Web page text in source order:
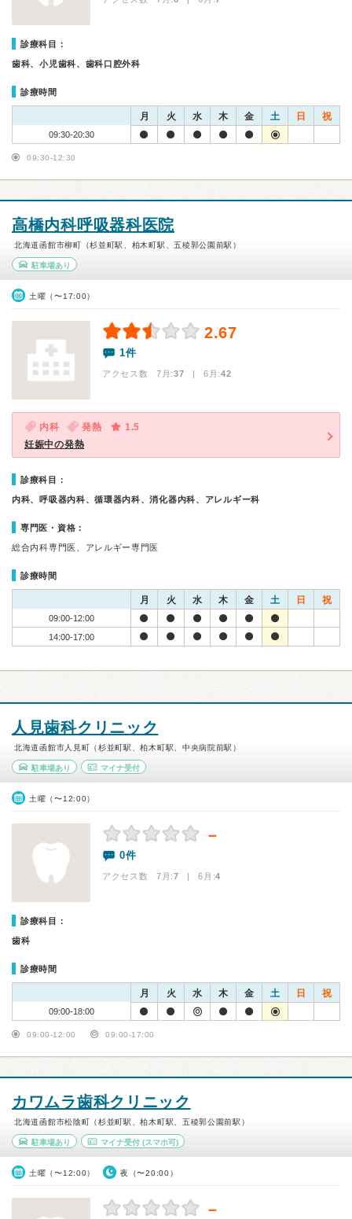
診療科目：
歯科、小児歯科、歯科口腔外科
診療時間
月 火 水 木 金 土 日 祝
09:30-20:30
09:30-12:30
高橋内科呼吸器科医院
北海道函館市柳町（杉並町駅、柏木町駅、五稜郭公園前駅）
駐車場あり
土曜（〜17:00）
2.67
1件
アクセス数 7月:37 | 6月:42
内科 発熱
1.5
妊娠中の発熱
診療科目：
内科、呼吸器内科、循環器内科、消化器内科、アレルギー科
専門医・資格：
総合内科専門医、アレルギー専門医
診療時間
月 火 水 木 金 土 日 祝
09:00-12:00
14:00-17:00
人見歯科クリニック
北海道函館市人見町（杉並町駅、柏木町駅、中央病院前駅）
駐車場あり マイナ受付
土曜（〜12:00）
－
0件
アクセス数 7月:7 | 6月:4
診療科目：
歯科
診療時間
月 火 水 木 金 土 日 祝
09:00-18:00
09:00-12:00 09:00-17:00
カワムラ歯科クリニック
北海道函館市松陰町（杉並町駅、柏木町駅、五稜郭公園前駅）
駐車場あり マイナ受付(スマホ可)
土曜（〜12:00） 夜（〜20:00）
－